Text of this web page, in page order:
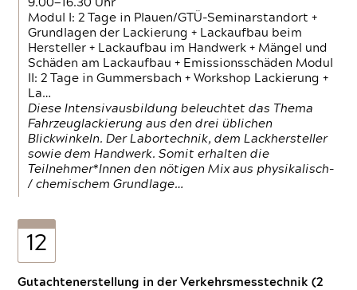
9.00—16.30 Uhr
Modul I: 2 Tage in Plauen/GTÜ-Seminarstandort +
Grundlagen der Lackierung + Lackaufbau beim
Hersteller + Lackaufbau im Handwerk + Mängel und
Schäden am Lackaufbau + Emissionsschäden Modul
II: 2 Tage in Gummersbach + Workshop Lackierung +
La…
Diese Intensivausbildung beleuchtet das Thema
Fahrzeuglackierung aus den drei üblichen
Blickwinkeln. Der Labortechnik, dem Lackhersteller
sowie dem Handwerk. Somit erhalten die
Teilnehmer*Innen den nötigen Mix aus physikalisch-
/ chemischem Grundlage…
12
Gutachtenerstellung in der Verkehrsmesstechnik (2